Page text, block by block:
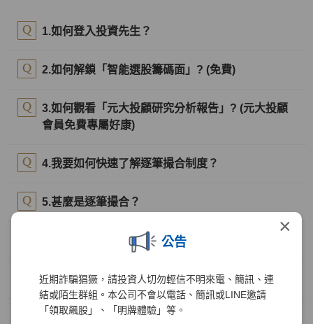
×
公告
近期詐騙猖獗，請投資人切勿輕信不明來電、簡訊、連
結或陌生群組。本公司不會以電話、簡訊或LINE邀請
「領取飆股」、「明牌體驗」等。
1.如何登入投資先生？
2.如何解鎖「智能選股籌碼面」? (免費)
3.如何觀看「元大投顧研究分析報告」? (元大投顧
會員免費專屬好康)
4.我要如何快速了解逐筆撮合制度？
5.甚麼是逐筆撮合？
6.改為逐筆撮合後的好處是？
7.逐筆撮合實施時間？
8.盤後定價、零股、鉅額交易是否適用逐筆撮合？